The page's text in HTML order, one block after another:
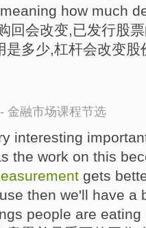
how much
回会改变,已发行股
是多少,杠杆会改变
金融市场课程节选
interesting
the work on this
gets
then we'll have a
people are